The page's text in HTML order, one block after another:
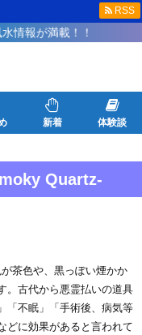
報が満載！！
新着 体験談
RSS
Quartz-
茶色や、黒っぽい煙かか
。古代から悪霊払いの道具
「不眠」「手術後、病気等
どに効果があると言われて